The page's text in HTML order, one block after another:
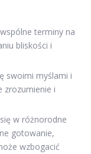
terminy na
bliskości i
swoimi myślami i
zrozumienie i
w różnorodne
gotowanie,
wzbogacić